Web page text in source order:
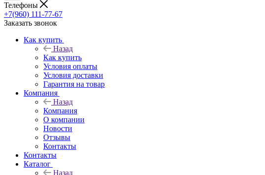
Телефоны
+7(960) 111-77-67
Заказать звонок
Как купить
Назад
Как купить
Условия оплаты
Условия доставки
Гарантия на товар
Компания
Назад
Компания
О компании
Новости
Отзывы
Контакты
Контакты
Каталог
Назад